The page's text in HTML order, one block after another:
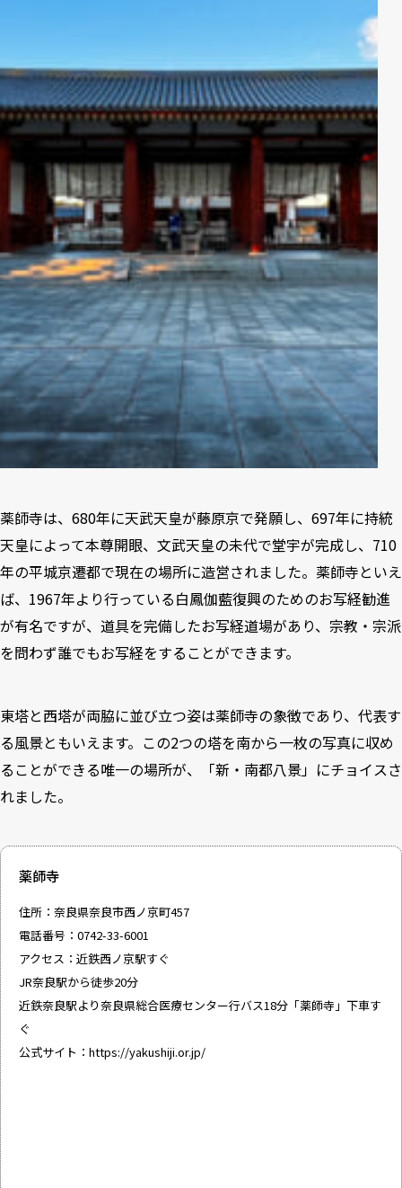
薬師寺は、680年に天武天皇が藤原京で発願し、697年に持統
天皇によって本尊開眼、文武天皇の未代で堂宇が完成し、710
年の平城京遷都で現在の場所に造営されました。薬師寺といえ
ば、1967年より行っている白鳳伽藍復興のためのお写経勧進
が有名ですが、道具を完備したお写経道場があり、宗教・宗派
を問わず誰でもお写経をすることができます。
東塔と西塔が両脇に並び立つ姿は薬師寺の象徴であり、代表す
る風景ともいえます。この2つの塔を南から一枚の写真に収め
ることができる唯一の場所が、「新・南都八景」にチョイスさ
れました。
薬師寺
住所：奈良県奈良市西ノ京町457
電話番号：0742-33-6001
アクセス：近鉄西ノ京駅すぐ
JR奈良駅から徒歩20分
近鉄奈良駅より奈良県総合医療センター行バス18分「薬師寺」下車す
ぐ
公式サイト： https://yakushiji.or.jp/